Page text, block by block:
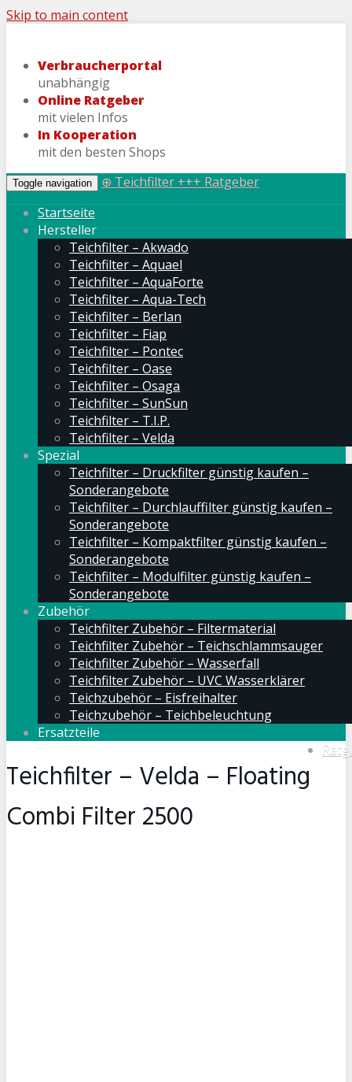
Skip to main content
Verbraucherportal
unabhängig
Online Ratgeber
mit vielen Infos
In Kooperation
mit den besten Shops
Toggle navigation
⊕ Teichfilter +++ Ratgeber
Startseite
Hersteller
Teichfilter – Akwado
Teichfilter – Aquael
Teichfilter – AquaForte
Teichfilter – Aqua-Tech
Teichfilter – Berlan
Teichfilter – Fiap
Teichfilter – Pontec
Teichfilter – Oase
Teichfilter – Osaga
Teichfilter – SunSun
Teichfilter – T.I.P.
Teichfilter – Velda
Spezial
Teichfilter – Druckfilter günstig kaufen –
Sonderangebote
Teichfilter – Durchlauffilter günstig kaufen –
Sonderangebote
Teichfilter – Kompaktfilter günstig kaufen –
Sonderangebote
Teichfilter – Modulfilter günstig kaufen –
Sonderangebote
Zubehör
Teichfilter Zubehör – Filtermaterial
Teichfilter Zubehör – Teichschlammsauger
Teichfilter Zubehör – Wasserfall
Teichfilter Zubehör – UVC Wasserklärer
Teichzubehör – Eisfreihalter
Teichzubehör – Teichbeleuchtung
Ersatzteile
Teichfilter – Velda – Floating
Combi Filter 2500